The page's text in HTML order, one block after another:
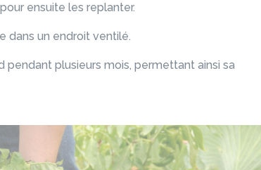
ensuite les replanter.
dans un endroit ventilé.
plusieurs mois, permettant ainsi sa